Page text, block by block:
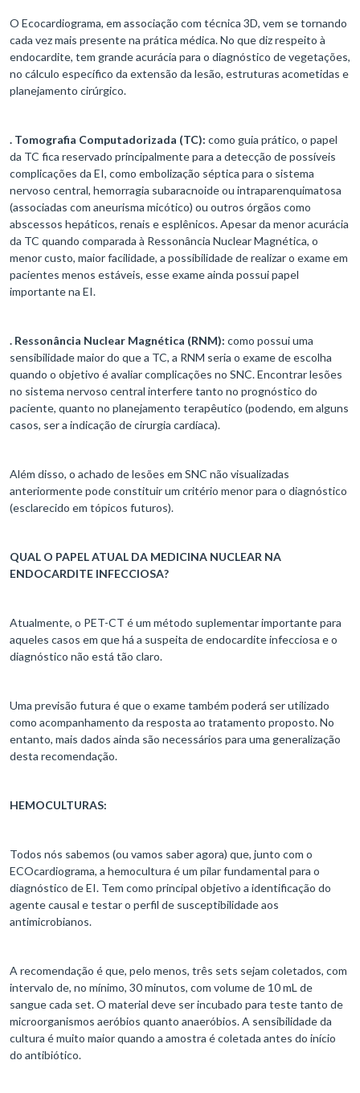
O Ecocardiograma, em associação com técnica 3D, vem se tornando
cada vez mais presente na prática médica. No que diz respeito à
endocardite, tem grande acurácia para o diagnóstico de vegetações,
no cálculo específico da extensão da lesão, estruturas acometidas e
planejamento cirúrgico.
. Tomografia Computadorizada (TC): como guia prático, o papel
da TC fica reservado principalmente para a detecção de possíveis
complicações da EI, como embolização séptica para o sistema
nervoso central, hemorragia subaracnoide ou intraparenquimatosa
(associadas com aneurisma micótico) ou outros órgãos como
abscessos hepáticos, renais e esplênicos. Apesar da menor acurácia
da TC quando comparada à Ressonância Nuclear Magnética, o
menor custo, maior facilidade, a possibilidade de realizar o exame em
pacientes menos estáveis, esse exame ainda possui papel
importante na EI.
. Ressonância Nuclear Magnética (RNM): como possui uma
sensibilidade maior do que a TC, a RNM seria o exame de escolha
quando o objetivo é avaliar complicações no SNC. Encontrar lesões
no sistema nervoso central interfere tanto no prognóstico do
paciente, quanto no planejamento terapêutico (podendo, em alguns
casos, ser a indicação de cirurgia cardíaca).
Além disso, o achado de lesões em SNC não visualizadas
anteriormente pode constituir um critério menor para o diagnóstico
(esclarecido em tópicos futuros).
QUAL O PAPEL ATUAL DA MEDICINA NUCLEAR NA
ENDOCARDITE INFECCIOSA?
Atualmente, o PET-CT é um método suplementar importante para
aqueles casos em que há a suspeita de endocardite infecciosa e o
diagnóstico não está tão claro.
Uma previsão futura é que o exame também poderá ser utilizado
como acompanhamento da resposta ao tratamento proposto. No
entanto, mais dados ainda são necessários para uma generalização
desta recomendação.
HEMOCULTURAS:
Todos nós sabemos (ou vamos saber agora) que, junto com o
ECOcardiograma, a hemocultura é um pilar fundamental para o
diagnóstico de EI. Tem como principal objetivo a identificação do
agente causal e testar o perfil de susceptibilidade aos
antimicrobianos.
A recomendação é que, pelo menos, três sets sejam coletados, com
intervalo de, no mínimo, 30 minutos, com volume de 10 mL de
sangue cada set. O material deve ser incubado para teste tanto de
microorganismos aeróbios quanto anaeróbios. A sensibilidade da
cultura é muito maior quando a amostra é coletada antes do início
do antibiótico.